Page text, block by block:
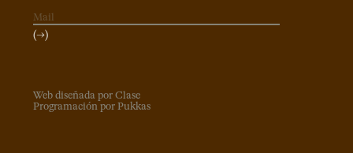
(→)
Web diseñada por Clase
Programación por Pukkas